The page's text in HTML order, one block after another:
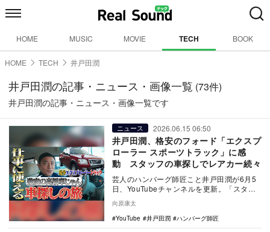
HOME MUSIC MOVIE TECH BOOK
HOME TECH 井戸田潤
井戸田潤の記事・ニュース・画像一覧 (73件)
井戸田潤の記事・ニュース・画像一覧です
ニュース 2026.06.15 06:50
井戸田潤、格安のフォード「エクスプ
ローラー スポーツトラック」に感
動 スタッフの車探しでレアカー続々
芸人のハンバーグ師匠こと井戸田潤が6月5
日、YouTubeチャンネルを更新。「スタッ
という…
向原康太
YouTube
井戸田潤 ハンバーグ師匠